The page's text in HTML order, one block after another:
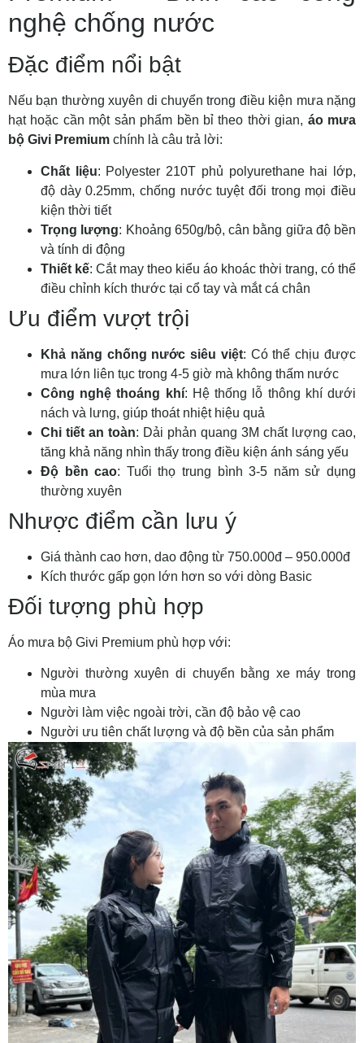
nghệ chống nước
Đặc điểm nổi bật
Nếu bạn thường xuyên di chuyển trong điều kiện mưa nặng
hạt hoặc cần một sản phẩm bền bỉ theo thời gian, áo mưa
bộ Givi Premium chính là câu trả lời:
Chất liệu: Polyester 210T phủ polyurethane hai lớp,
độ dày 0.25mm, chống nước tuyệt đối trong mọi điều
kiện thời tiết
Trọng lượng: Khoảng 650g/bộ, cân bằng giữa độ bền
và tính di động
Thiết kế: Cắt may theo kiểu áo khoác thời trang, có thể
điều chỉnh kích thước tại cổ tay và mắt cá chân
Ưu điểm vượt trội
Khả năng chống nước siêu việt: Có thể chịu được
mưa lớn liên tục trong 4-5 giờ mà không thấm nước
Công nghệ thoáng khí: Hệ thống lỗ thông khí dưới
nách và lưng, giúp thoát nhiệt hiệu quả
Chi tiết an toàn: Dải phản quang 3M chất lượng cao,
tăng khả năng nhìn thấy trong điều kiện ánh sáng yếu
Độ bền cao: Tuổi thọ trung bình 3-5 năm sử dụng
thường xuyên
Nhược điểm cần lưu ý
Giá thành cao hơn, dao động từ 750.000đ – 950.000đ
Kích thước gấp gọn lớn hơn so với dòng Basic
Đối tượng phù hợp
Áo mưa bộ Givi Premium phù hợp với:
Người thường xuyên di chuyển bằng xe máy trong
mùa mưa
Người làm việc ngoài trời, cần độ bảo vệ cao
Người ưu tiên chất lượng và độ bền của sản phẩm